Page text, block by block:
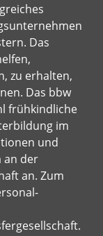
Das
zu erhalten,
Das bbw
frühkindliche
im
und
an der
an. Zum